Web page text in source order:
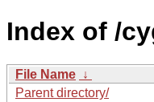
Index of /
File Name ↓
Parent directory/